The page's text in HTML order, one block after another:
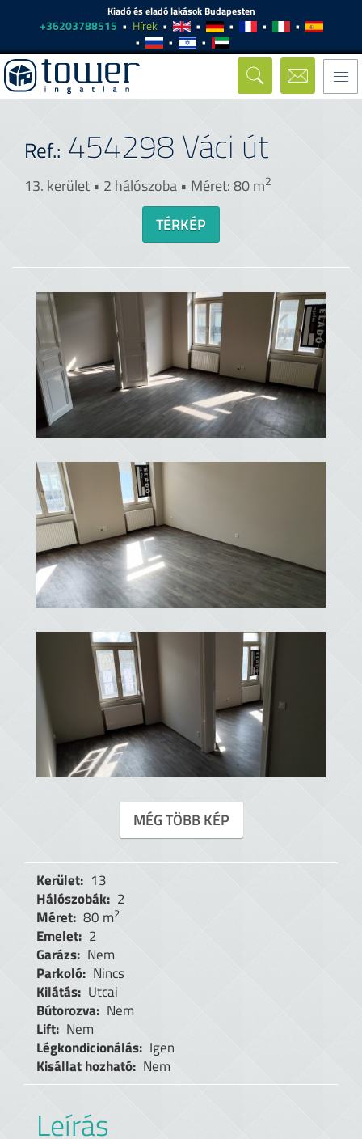
Kiadó és eladó lakások Budapesten
+36203788515 Hírek
Váci út
Ref.: 454298
13. kerület • 2 hálószoba • Méret: 80 m2
TÉRKÉP
MÉG TÖBB KÉP
Kerület: 13
Hálószobák: 2
Méret: 80 m2
Emelet: 2
Garázs: Nem
Parkoló: Nincs
Kilátás: Utcai
Bútorozva: Nem
Lift: Nem
Légkondicionálás: Igen
Kisállat hozható: Nem
Leírás